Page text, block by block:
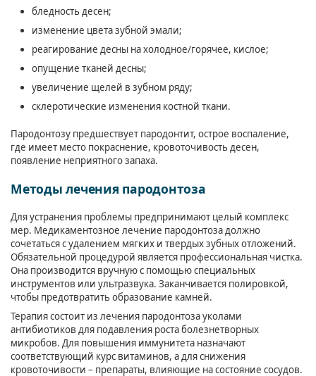
бледность десен;
изменение цвета зубной эмали;
реагирование десны на холодное/горячее, кислое;
опущение тканей десны;
увеличение щелей в зубном ряду;
склеротические изменения костной ткани.
Пародонтозу предшествует пародонтит, острое воспаление,
где имеет место покраснение, кровоточивость десен,
появление неприятного запаха.
Методы лечения пародонтоза
Для устранения проблемы предпринимают целый комплекс
мер. Медикаментозное лечение пародонтоза должно
сочетаться с удалением мягких и твердых зубных отложений.
Обязательной процедурой является профессиональная чистка.
Она производится вручную с помощью специальных
инструментов или ультразвука. Заканчивается полировкой,
чтобы предотвратить образование камней.
Терапия состоит из лечения пародонтоза уколами
антибиотиков для подавления роста болезнетворных
микробов. Для повышения иммунитета назначают
соответствующий курс витаминов, а для снижения
кровоточивости – препараты, влияющие на состояние сосудов.